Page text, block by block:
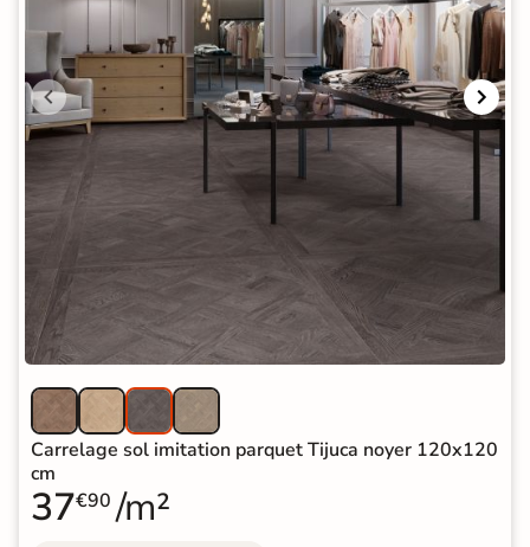
Carrelage sol imitation parquet Tijuca noyer 120x120
cm
37€90 /m²